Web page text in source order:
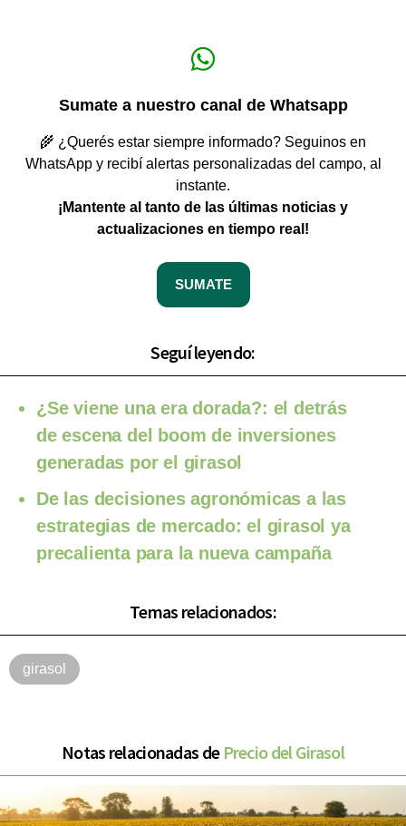
Sumate a nuestro canal de Whatsapp
🌾 ¿Querés estar siempre informado? Seguinos en
WhatsApp y recibí alertas personalizadas del campo, al
instante.
¡Mantente al tanto de las últimas noticias y
actualizaciones en tiempo real!
SUMATE
Seguí leyendo:
¿Se viene una era dorada?: el detrás
de escena del boom de inversiones
generadas por el girasol
De las decisiones agronómicas a las
estrategias de mercado: el girasol ya
precalienta para la nueva campaña
Temas relacionados:
girasol
Notas relacionadas de Precio del Girasol